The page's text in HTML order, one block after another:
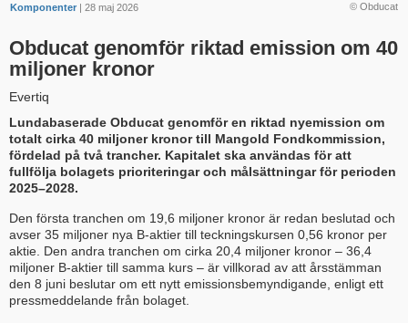
© Obducat
Komponenter | 28 maj 2026
Obducat genomför riktad emission om 40
miljoner kronor
Evertiq
Lundabaserade Obducat genomför en riktad nyemission om
totalt cirka 40 miljoner kronor till Mangold Fondkommission,
fördelad på två trancher. Kapitalet ska användas för att
fullfölja bolagets prioriteringar och målsättningar för perioden
2025–2028.
Den första tranchen om 19,6 miljoner kronor är redan beslutad och
avser 35 miljoner nya B-aktier till teckningskursen 0,56 kronor per
aktie. Den andra tranchen om cirka 20,4 miljoner kronor – 36,4
miljoner B-aktier till samma kurs – är villkorad av att årsstämman
den 8 juni beslutar om ett nytt emissionsbemyndigande, enligt ett
pressmeddelande från bolaget.